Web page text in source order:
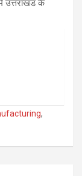
उत्तराखंड के
,